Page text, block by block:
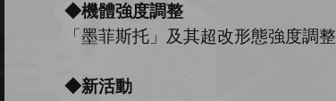
◆機體強度調整
「墨菲斯托」及其超改形態強度調整
◆新活動